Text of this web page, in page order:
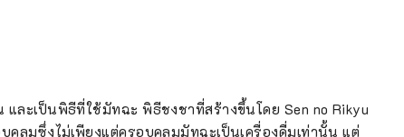
ะเป็นพิธีที่ใช้มัทฉะ พิธีชงชาที่สร้างขึ้นโดย Sen no Rikyu
ลุมซึ่งไม่เพียงแต่ครอบคลุมมัทฉะเป็นเครื่องดื่มเท่านั้น แต่